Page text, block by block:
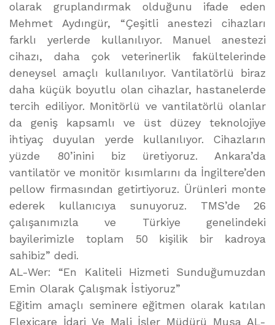
olarak gruplandırmak olduğunu ifade eden
Mehmet Aydıngür, “Çeşitli anestezi cihazları
farklı yerlerde kullanılıyor. Manuel anestezi
cihazı, daha çok veterinerlik fakültelerinde
deneysel amaçlı kullanılıyor. Vantilatörlü biraz
daha küçük boyutlu olan cihazlar, hastanelerde
tercih ediliyor. Monitörlü ve vantilatörlü olanlar
da geniş kapsamlı ve üst düzey teknolojiye
ihtiyaç duyulan yerde kullanılıyor. Cihazların
yüzde 80’inini biz üretiyoruz. Ankara’da
vantilatör ve monitör kısımlarını da İngiltere’den
pellow firmasından getirtiyoruz. Ürünleri monte
ederek kullanıcıya sunuyoruz. TMS’de 26
çalışanımızla ve Türkiye genelindeki
bayilerimizle toplam 50 kişilik bir kadroya
sahibiz” dedi.
AL-Wer: “En Kaliteli Hizmeti Sunduğumuzdan
Emin Olarak Çalışmak İstiyoruz”
Eğitim amaçlı seminere eğitmen olarak katılan
Flexicare İdari Ve Mali İşler Müdürü Musa AL-